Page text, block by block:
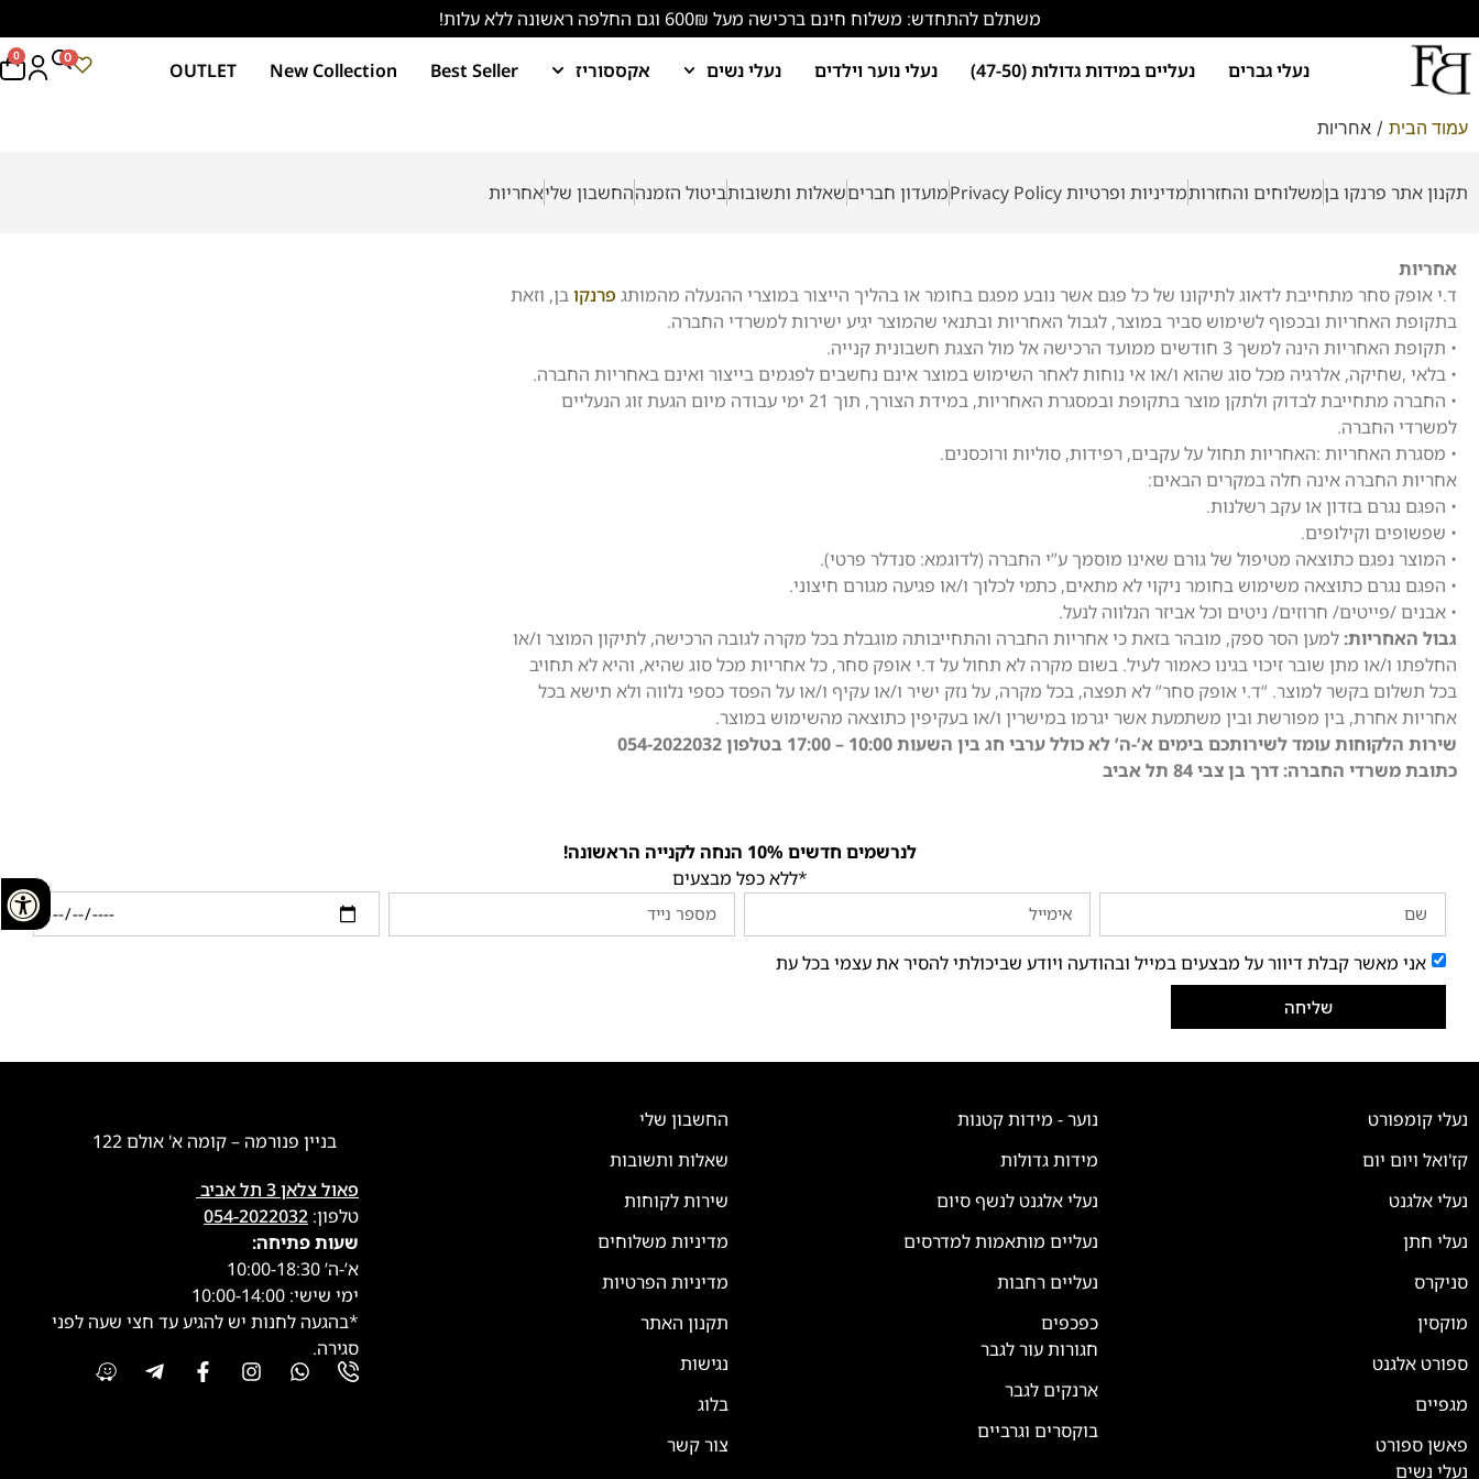
משתלם להתחדש: משלוח חינם ברכישה מעל 600₪ וגם החלפה ראשונה ללא עלות!
נעלי גברים נעליים במידות גדולות (47-50) נעלי נוער וילדים נעלי נשים אקססוריז Best Seller
New Collection
OUTLET
0 0
עמוד הבית / אחריות
תקנון אתר פרנקו בןמשלוחים והחזרותמדיניות ופרטיות Privacy Policy מועדון חבריםשאלות ותשובותביטול הזמנההחשבון שליאחריות
אחריות
ד.י אופק סחר מתחייבת לדאוג לתיקונו של כל פגם אשר נובע מפגם בחומר או בהליך הייצור במוצרי ההנעלה מהמותג פרנקובן, וזאת
בתקופת האחריות ובכפוף לשימוש סביר במוצר, לגבול האחריות ובתנאי שהמוצר יגיע ישירות למשרדי החברה.
• תקופת האחריות הינה למשך 3 חודשים ממועד הרכישה אל מול הצגת חשבונית קנייה.
• בלאי ,שחיקה, אלרגיה מכל סוג שהוא ו/או אי נוחות לאחר השימוש במוצר אינם נחשבים לפגמים בייצור ואינם באחריות החברה.
• החברה מתחייבת לבדוק ולתקן מוצר בתקופת ובמסגרת האחריות, במידת הצורך, תוך 21 ימי עבודה מיום הגעת זוג הנעליים
למשרדי החברה.
• מסגרת האחריות :האחריות תחול על עקבים, רפידות, סוליות ורוכסנים.
אחריות החברה אינה חלה במקרים הבאים:
• הפגם נגרם בזדון או עקב רשלנות.
• שפשופים וקילופים.
• המוצר נפגם כתוצאה מטיפול של גורם שאינו מוסמך ע”י החברה (לדוגמא: סנדלר פרטי).
• הפגם נגרם כתוצאה משימוש בחומר ניקוי לא מתאים, כתמי לכלוך ו/או פגיעה מגורם חיצוני.
• אבנים /פייטים/ חרוזים/ ניטים וכל אביזר הנלווה לנעל.
גבול האחריות: למען הסר ספק, מובהר בזאת כי אחריות החברה והתחייבותה מוגבלת בכל מקרה לגובה הרכישה, לתיקון המוצר ו/או
החלפתו ו/או מתן שובר זיכוי בגינו כאמור לעיל. בשום מקרה לא תחול על ד.י אופק סחר, כל אחריות מכל סוג שהיא, והיא לא תחויב
בכל תשלום בקשר למוצר. “ד.י אופק סחר” לא תפצה, בכל מקרה, על נזק ישיר ו/או עקיף ו/או על הפסד כספי נלווה ולא תישא בכל
אחריות אחרת, בין מפורשת ובין משתמעת אשר יגרמו במישרין ו/או בעקיפין כתוצאה מהשימוש במוצר.
שירות הלקוחות עומד לשירותכם בימים א’-ה’ לא כולל ערבי חג בין השעות 10:00 – 17:00 בטלפון 054-2022032
כתובת משרדי החברה: דרך בן צבי 84 תל אביב
לנרשמים חדשים 10% הנחה לקנייה הראשונה!
*ללא כפל מבצעים
אני מאשר קבלת דיוור על מבצעים במייל ובהודעה ויודע שביכולתי להסיר את עצמי בכל עת
שליחה
נעלי קומפורט
קז'ואל ויום יום
נעלי אלגנט
נעלי חתן
סניקרס
מוקסין
ספורט אלגנט
מגפיים
פאשן ספורט
נעלי נשים
נוער - מידות קטנות
מידות גדולות
נעלי אלגנט לנשף סיום
נעליים מותאמות למדרסים
נעליים רחבות
כפכפים
חגורות עור לגבר
ארנקים לגבר
בוקסרים וגרביים
החשבון שלי
שאלות ותשובות
שירות לקוחות
מדיניות משלוחים
מדיניות הפרטיות
תקנון האתר
נגישות
בלוג
צור קשר
בניין פנורמה – קומה א' אולם 122
פאול צלאן 3 תל אביב
טלפון: 054-2022032
שעות פתיחה:
א’-ה’ 10:00-18:30
ימי שישי: 10:00-14:00
*בהגעה לחנות יש להגיע עד חצי שעה לפני
סגירה.
💬